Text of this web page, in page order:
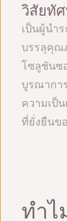
วิสัยทั
เป็นผู้นำ
บรรลุคุณ
โซลูชันซ
บูรณากา
ความเป็
ที่ยั่งยืนข
ทำไ